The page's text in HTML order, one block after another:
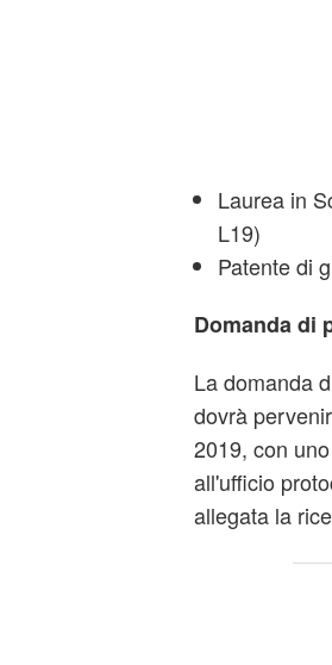
Iscrizione
Laurea in
L19)
Patente di
Domanda di
La domanda
dovrà
2019, con
all'ufficio
allegata la